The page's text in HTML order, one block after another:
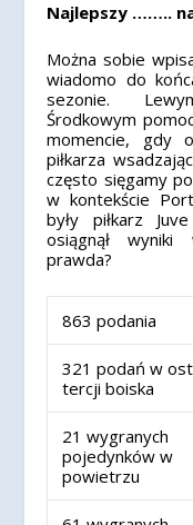
Najlepszy ……..
Można sobie
wiadomo do
sezonie.
Środkowym
momencie, gdy
piłkarza
często sięgamy
w kontekście
były piłkarz
osiągnął wyniki
prawda?
863 podania
321 podań w
tercji boiska
21 wygranych
pojedynków w
powietrzu